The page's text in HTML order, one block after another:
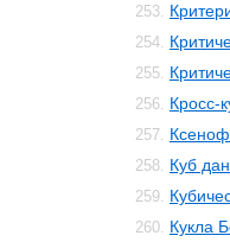
253.
254.
255.
256. Кросс-
257.
258. Куб
259.
260. Кукла